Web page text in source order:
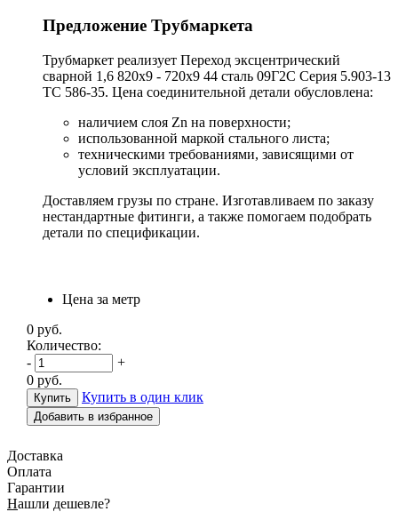
Предложение Трубмаркета
Трубмаркет реализует Переход эксцентрический
сварной 1,6 820х9 - 720х9 44 сталь 09Г2С Серия 5.903-13
ТС 586-35. Цена соединительной детали обусловлена:
наличием слоя Zn на поверхности;
использованной маркой стального листа;
техническими требованиями, зависящими от
условий эксплуатации.
Доставляем грузы по стране. Изготавливаем по заказу
нестандартные фитинги, а также помогаем подобрать
детали по спецификации.
Цена за метр
0 руб.
Количество:
-
+
0 руб.
Купить в один клик
Добавить в избранное
Доставка
Оплата
Гарантии
Нашли дешевле?